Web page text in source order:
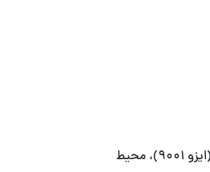
با ما آخرین به‌روزرسانی‌ها و تغییرات مهم در استانداردهای بین‌المللی را دنبال کنید. این اخبار شامل به‌روزرسانی‌های جدید ایزو در زمینه‌های مدیریت کیفیت (ایزو ۹۰۰۱)، محیط